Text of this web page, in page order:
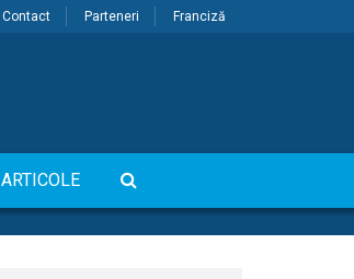
Contact Parteneri Franciză
ARTICOLE